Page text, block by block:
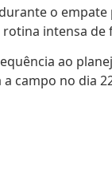
o
intensa
ao
campo no dia